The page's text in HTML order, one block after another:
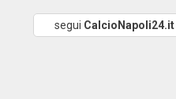
segui CalcioNapoli24.it